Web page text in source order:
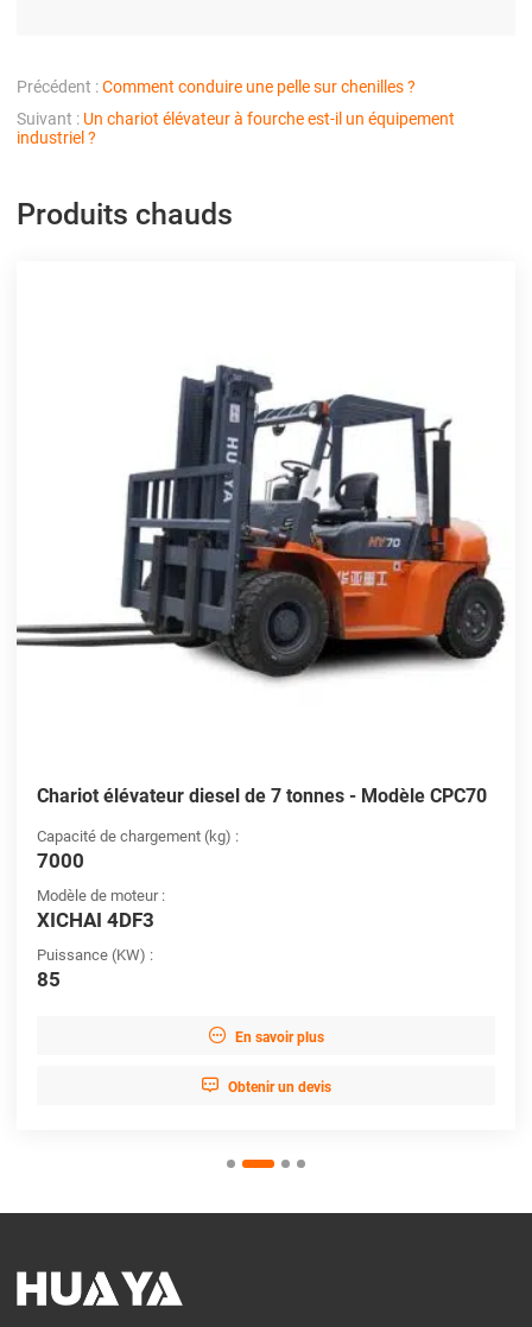
Précédent :Comment conduire une pelle sur chenilles ?
Suivant : Un chariot élévateur à fourche est-il un équipement
industriel ?
Produits chauds
Chariot élévateur diesel de 7 tonnes - Modèle CPC70
Capacité de chargement (kg) :
7000
Modèle de moteur :
XICHAI 4DF3
Puissance (KW) :
85
 En savoir plus
 Obtenir un devis